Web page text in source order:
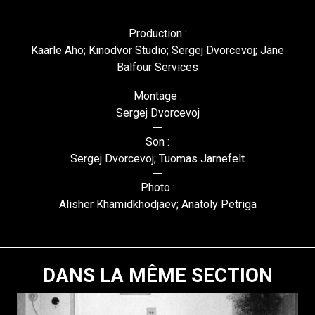
Production :
Kaarle Aho; Kinodvor Studio; Sergej Dvorcevoj; Jane
Balfour Services
Montage :
Sergej Dvorcevoj
Son :
Sergej Dvorcevoj; Tuomas Jarnefelt
Photo :
Alisher Khamidkhodjaev; Anatoly Petriga
DANS LA MÊME SECTION